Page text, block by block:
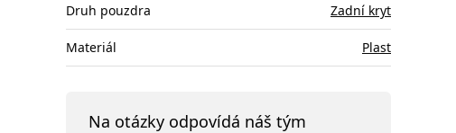
Druh pouzdra Zadní kryt
Materiál Plast
Na otázky odpovídá náš tým